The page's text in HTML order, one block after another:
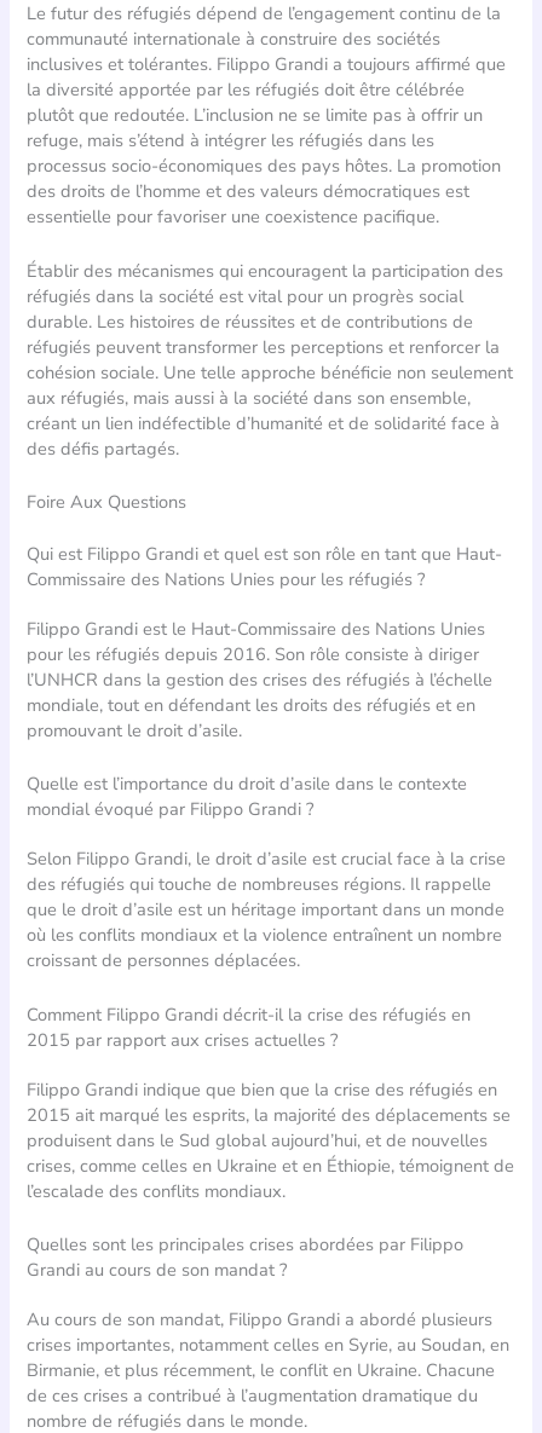
Le futur des réfugiés dépend de l’engagement continu de la
communauté internationale à construire des sociétés
inclusives et tolérantes. Filippo Grandi a toujours affirmé que
la diversité apportée par les réfugiés doit être célébrée
plutôt que redoutée. L’inclusion ne se limite pas à offrir un
refuge, mais s’étend à intégrer les réfugiés dans les
processus socio-économiques des pays hôtes. La promotion
des droits de l’homme et des valeurs démocratiques est
essentielle pour favoriser une coexistence pacifique.
Établir des mécanismes qui encouragent la participation des
réfugiés dans la société est vital pour un progrès social
durable. Les histoires de réussites et de contributions de
réfugiés peuvent transformer les perceptions et renforcer la
cohésion sociale. Une telle approche bénéficie non seulement
aux réfugiés, mais aussi à la société dans son ensemble,
créant un lien indéfectible d’humanité et de solidarité face à
des défis partagés.
Foire Aux Questions
Qui est Filippo Grandi et quel est son rôle en tant que Haut-
Commissaire des Nations Unies pour les réfugiés ?
Filippo Grandi est le Haut-Commissaire des Nations Unies
pour les réfugiés depuis 2016. Son rôle consiste à diriger
l’UNHCR dans la gestion des crises des réfugiés à l’échelle
mondiale, tout en défendant les droits des réfugiés et en
promouvant le droit d’asile.
Quelle est l’importance du droit d’asile dans le contexte
mondial évoqué par Filippo Grandi ?
Selon Filippo Grandi, le droit d’asile est crucial face à la crise
des réfugiés qui touche de nombreuses régions. Il rappelle
que le droit d’asile est un héritage important dans un monde
où les conflits mondiaux et la violence entraînent un nombre
croissant de personnes déplacées.
Comment Filippo Grandi décrit-il la crise des réfugiés en
2015 par rapport aux crises actuelles ?
Filippo Grandi indique que bien que la crise des réfugiés en
2015 ait marqué les esprits, la majorité des déplacements se
produisent dans le Sud global aujourd’hui, et de nouvelles
crises, comme celles en Ukraine et en Éthiopie, témoignent de
l’escalade des conflits mondiaux.
Quelles sont les principales crises abordées par Filippo
Grandi au cours de son mandat ?
Au cours de son mandat, Filippo Grandi a abordé plusieurs
crises importantes, notamment celles en Syrie, au Soudan, en
Birmanie, et plus récemment, le conflit en Ukraine. Chacune
de ces crises a contribué à l’augmentation dramatique du
nombre de réfugiés dans le monde.